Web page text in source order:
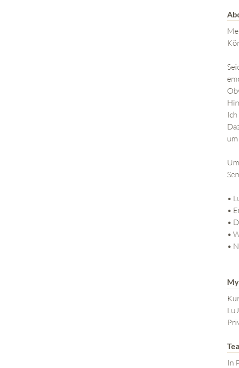
•
•
•
•
•
In